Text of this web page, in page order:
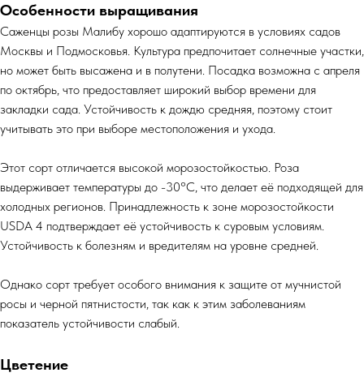
Особенности выращивания
Саженцы розы Малибу хорошо адаптируются в условиях садов
Москвы и Подмосковья. Культура предпочитает солнечные участки,
но может быть высажена и в полутени. Посадка возможна с апреля
по октябрь, что предоставляет широкий выбор времени для
закладки сада. Устойчивость к дождю средняя, поэтому стоит
учитывать это при выборе местоположения и ухода.
Этот сорт отличается высокой морозостойкостью. Роза
выдерживает температуры до -30°С, что делает её подходящей для
холодных регионов. Принадлежность к зоне морозостойкости
USDA 4 подтверждает её устойчивость к суровым условиям.
Устойчивость к болезням и вредителям на уровне средней.
Однако сорт требует особого внимания к защите от мучнистой
росы и черной пятнистости, так как к этим заболеваниям
показатель устойчивости слабый.
Цветение